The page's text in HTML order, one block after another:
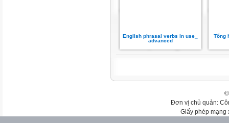
English phrasal verbs in use_
advanced
Tổng
Đơn vị chủ quản:
Giấy phép mạng